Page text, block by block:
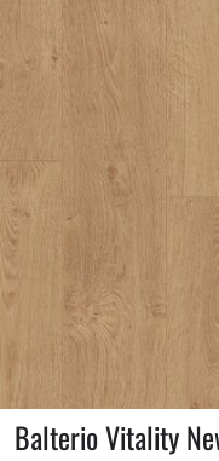
Balterio Vitality